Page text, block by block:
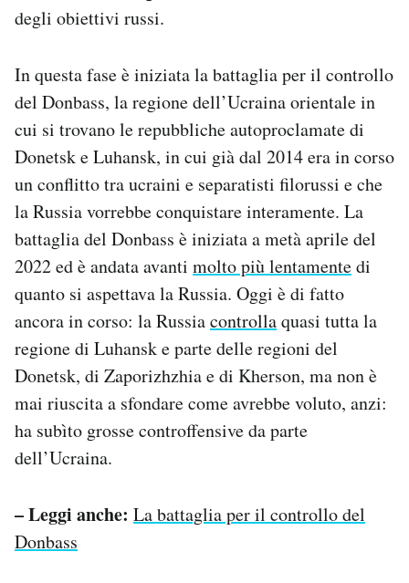
degli obiettivi russi.
In questa fase è iniziata la battaglia per il controllo
del Donbass, la regione dell’Ucraina orientale in
cui si trovano le repubbliche autoproclamate di
Donetsk e Luhansk, in cui già dal 2014 era in corso
un conflitto tra ucraini e separatisti filorussi e che
la Russia vorrebbe conquistare interamente. La
battaglia del Donbass è iniziata a metà aprile del
2022 ed è andata avanti molto più lentamentedi
quanto si aspettava la Russia. Oggi è di fatto
ancora in corso: la Russiacontrollaquasi tutta la
regione di Luhansk e parte delle regioni del
Donetsk, di Zaporizhzhia e di Kherson, ma non è
mai riuscita a sfondare come avrebbe voluto, anzi:
ha subìto grosse controffensive da parte
dell’Ucraina.
– Leggi anche: La battaglia per il controllo del
Donbass